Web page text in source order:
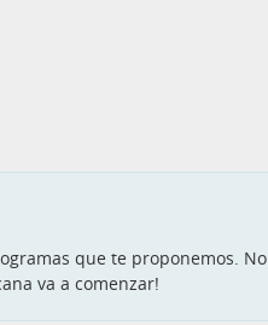
que te proponemos. No
va a comenzar!